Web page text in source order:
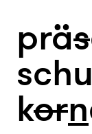
präs
korn